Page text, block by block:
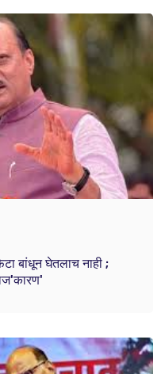
बांधून घेतलाच नाही ;